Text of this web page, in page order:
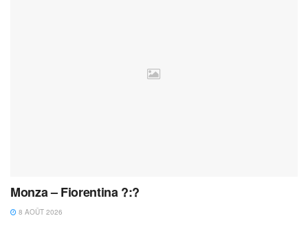
Monza – Fiorentina ?:?
8 AOÛT 2026